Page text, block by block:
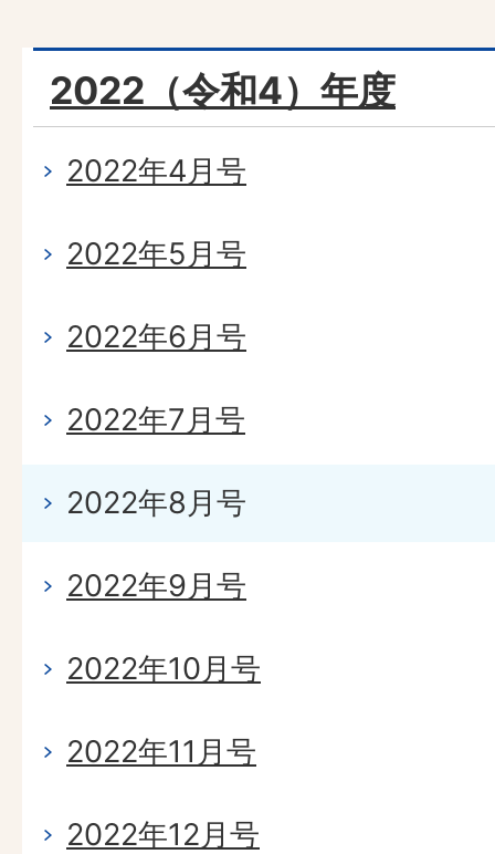
2022（令和4）年度
2022年4月号
2022年5月号
2022年6月号
2022年7月号
2022年8月号
2022年9月号
2022年10月号
2022年11月号
2022年12月号